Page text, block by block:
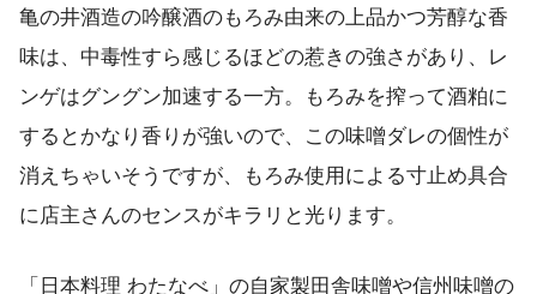
亀の井酒造の吟醸酒のもろみ由来の上品かつ芳醇な香
味は、中毒性すら感じるほどの惹きの強さがあり、レ
ンゲはグングン加速する一方。もろみを搾って酒粕に
するとかなり香りが強いので、この味噌ダレの個性が
消えちゃいそうですが、もろみ使用による寸止め具合
に店主さんのセンスがキラリと光ります。
「日本料理 わたなべ」の自家製田舎味噌や信州味噌の